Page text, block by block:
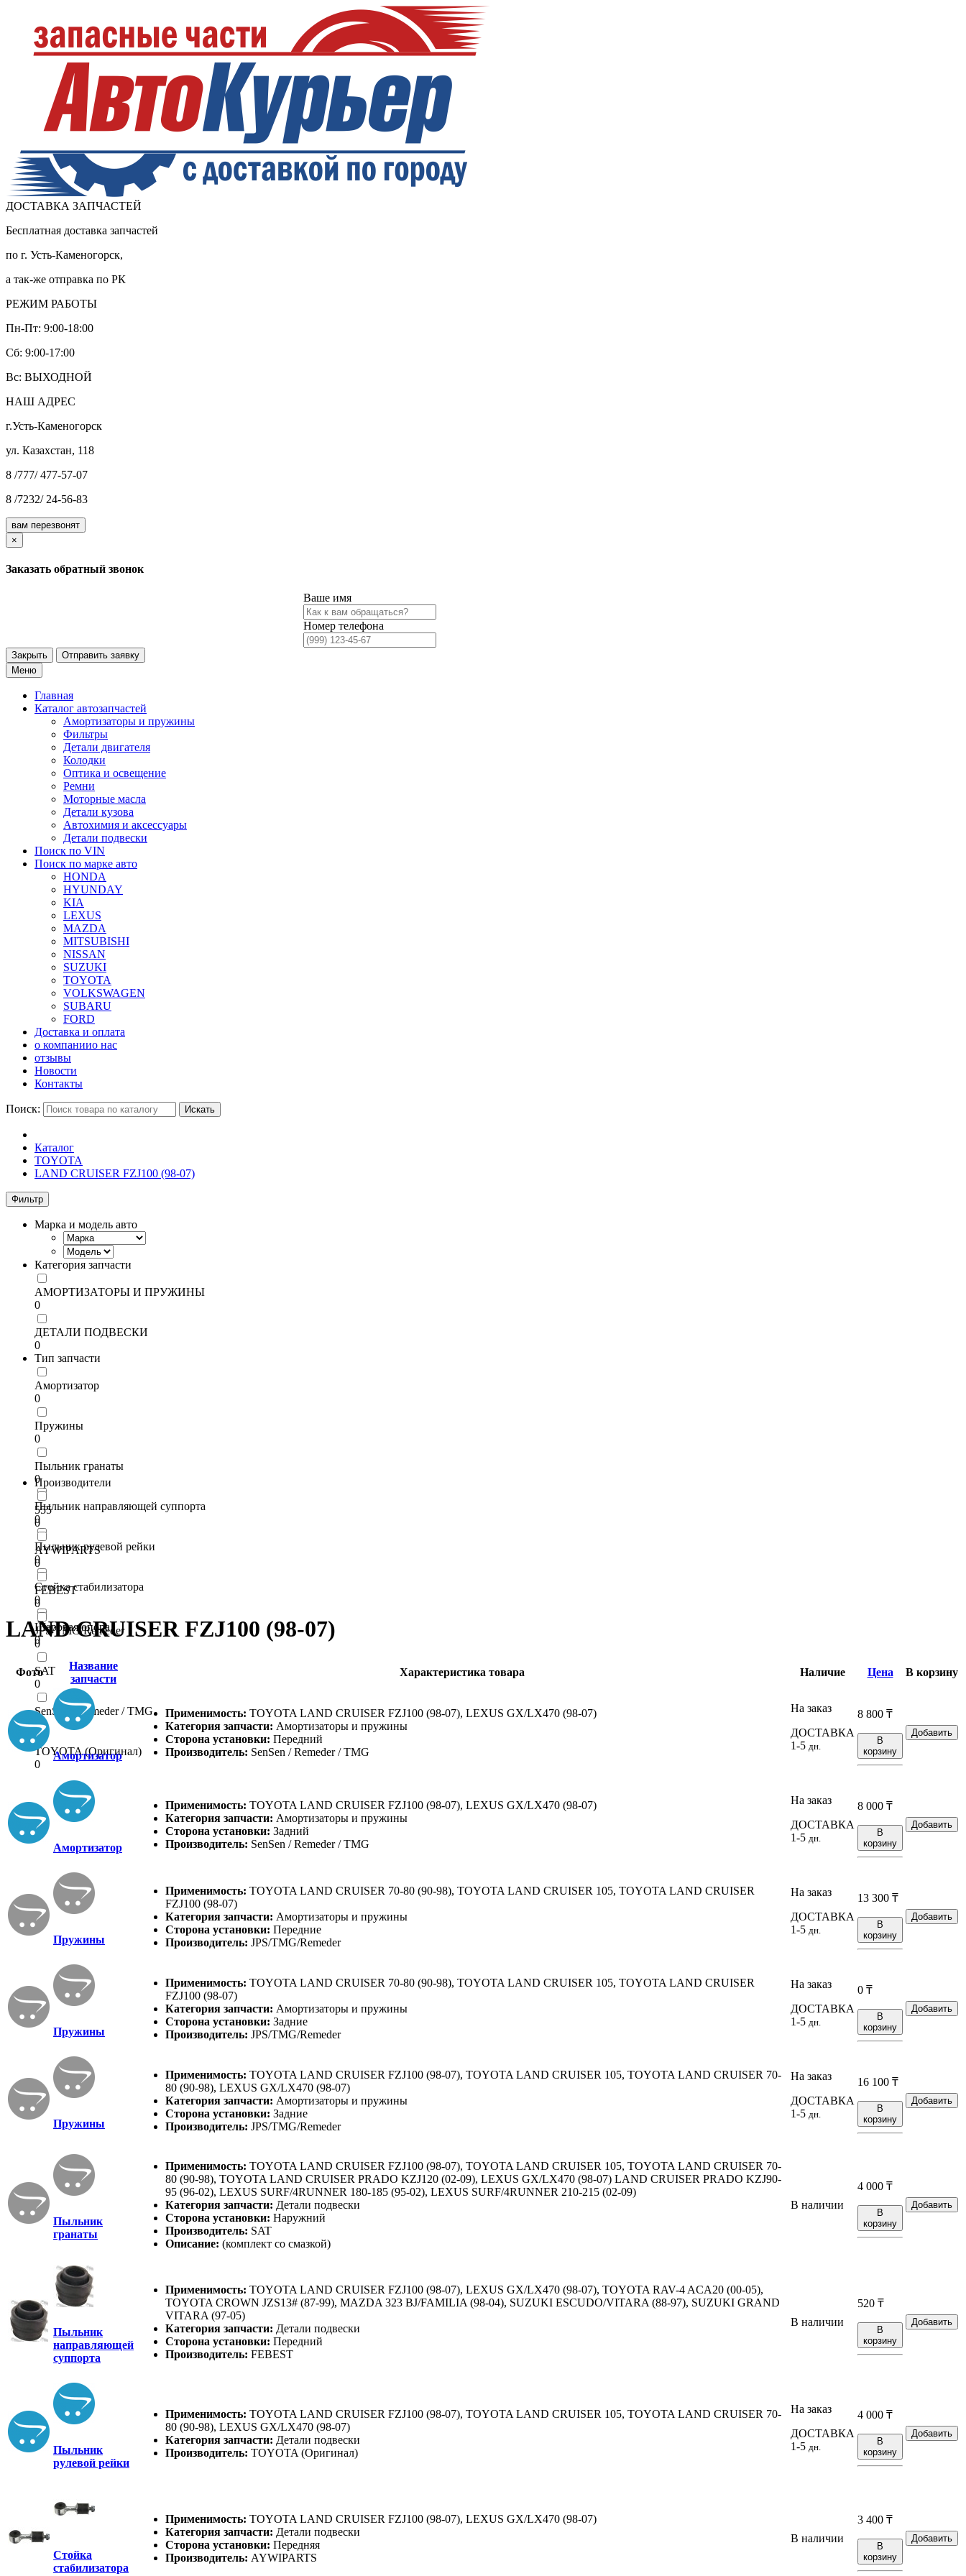
ДОСТАВКА ЗАПЧАСТЕЙ
Бесплатная доставка запчастей
по г. Усть-Каменогорск,
а так-же отправка по РК
РЕЖИМ РАБОТЫ
Пн-Пт: 9:00-18:00
Cб: 9:00-17:00
Вс: ВЫХОДНОЙ
НАШ АДРЕС
г.Усть-Каменогорск
ул. Казахстан, 118
8 /777/ 477-57-07
8 /7232/ 24-56-83
вам перезвонят
×
Заказать обратный звонок
Ваше имя
Номер телефона
Закрыть
Меню
Главная
Каталог автозапчастей
Амортизаторы и пружины
Фильтры
Детали двигателя
Колодки
Оптика и освещение
Ремни
Моторные масла
Детали кузова
Автохимия и аксессуары
Детали подвески
Поиск по VIN
Поиск по марке авто
HONDA
HYUNDAY
KIA
LEXUS
MAZDA
MITSUBISHI
NISSAN
SUZUKI
TOYOTA
VOLKSWAGEN
SUBARU
FORD
Доставка и оплата
о компаниио нас
отзывы
Новости
Контакты
Поиск: Искать
Каталог
TOYOTA
LAND CRUISER FZJ100 (98-07)
Фильтр
Марка и модель авто
Категория запчасти
АМОРТИЗАТОРЫ И ПРУЖИНЫ
0
ДЕТАЛИ ПОДВЕСКИ
0
Тип запчасти
Амортизатор
0
Пружины
0
Пыльник гранаты
0
Пыльник направляющей суппорта
0
Пыльник рулевой рейки
0
Стойка стабилизатора
0
Шаровая опора
0
Производители
555
0
AYWIPARTS
0
FEBEST
0
JPS/TMG/Remeder
0
SAT
0
SenSen / Remeder / TMG
0
TOYOTA (Оригинал)
0
LAND CRUISER FZJ100 (98-07)
Фото
Название
запчасти
Характеристика товара Наличие Цена В корзину
Амортизатор
Применимость: TOYOTA LAND CRUISER FZJ100 (98-07), LEXUS GX/LX470 (98-07)
Категория запчасти: Амортизаторы и пружины
Сторона установки: Передний
Производитель: SenSen / Remeder / TMG
На заказ
ДОСТАВКА
1-5 дн.
8 800 ₸
В
корзину
Добавить
Амортизатор
Применимость: TOYOTA LAND CRUISER FZJ100 (98-07), LEXUS GX/LX470 (98-07)
Категория запчасти: Амортизаторы и пружины
Сторона установки: Задний
Производитель: SenSen / Remeder / TMG
На заказ
ДОСТАВКА
1-5 дн.
8 000 ₸
В
корзину
Добавить
Пружины
Применимость: TOYOTA LAND CRUISER 70-80 (90-98), TOYOTA LAND CRUISER 105, TOYOTA LAND CRUISER
FZJ100 (98-07)
Категория запчасти: Амортизаторы и пружины
Сторона установки: Передние
Производитель: JPS/TMG/Remeder
На заказ
ДОСТАВКА
1-5 дн.
13 300 ₸
В
корзину
Добавить
Пружины
Применимость: TOYOTA LAND CRUISER 70-80 (90-98), TOYOTA LAND CRUISER 105, TOYOTA LAND CRUISER
FZJ100 (98-07)
Категория запчасти: Амортизаторы и пружины
Сторона установки: Задние
Производитель: JPS/TMG/Remeder
На заказ
ДОСТАВКА
1-5 дн.
0 ₸
В
корзину
Добавить
Пружины
Применимость: TOYOTA LAND CRUISER FZJ100 (98-07), TOYOTA LAND CRUISER 105, TOYOTA LAND CRUISER 70-
80 (90-98), LEXUS GX/LX470 (98-07)
Категория запчасти: Амортизаторы и пружины
Сторона установки: Задние
Производитель: JPS/TMG/Remeder
На заказ
ДОСТАВКА
1-5 дн.
16 100 ₸
В
корзину
Добавить
Пыльник
гранаты
Применимость: TOYOTA LAND CRUISER FZJ100 (98-07), TOYOTA LAND CRUISER 105, TOYOTA LAND CRUISER 70-
80 (90-98), TOYOTA LAND CRUISER PRADO KZJ120 (02-09), LEXUS GX/LX470 (98-07) LAND CRUISER PRADO KZJ90-
95 (96-02), LEXUS SURF/4RUNNER 180-185 (95-02), LEXUS SURF/4RUNNER 210-215 (02-09)
Категория запчасти: Детали подвески
Сторона установки: Наружний
Производитель: SAT
Описание: (комплект со смазкой)
В наличии
4 000 ₸
В
корзину
Добавить
Пыльник
направляющей
суппорта
Применимость: TOYOTA LAND CRUISER FZJ100 (98-07), LEXUS GX/LX470 (98-07), TOYOTA RAV-4 ACA20 (00-05),
TOYOTA CROWN JZS13# (87-99), MAZDA 323 BJ/FAMILIA (98-04), SUZUKI ESCUDO/VITARA (88-97), SUZUKI GRAND
VITARA (97-05)
Категория запчасти: Детали подвески
Сторона установки: Передний
Производитель: FEBEST
В наличии
520 ₸
В
корзину
Добавить
Пыльник
рулевой рейки
Применимость: TOYOTA LAND CRUISER FZJ100 (98-07), TOYOTA LAND CRUISER 105, TOYOTA LAND CRUISER 70-
80 (90-98), LEXUS GX/LX470 (98-07)
Категория запчасти: Детали подвески
Производитель: TOYOTA (Оригинал)
На заказ
ДОСТАВКА
1-5 дн.
4 000 ₸
В
корзину
Добавить
Стойка
стабилизатора
Применимость: TOYOTA LAND CRUISER FZJ100 (98-07), LEXUS GX/LX470 (98-07)
Категория запчасти: Детали подвески
Сторона установки: Передняя
Производитель: AYWIPARTS
В наличии
3 400 ₸
В
корзину
Добавить